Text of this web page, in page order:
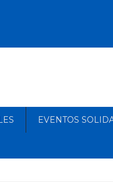
EVENTOS